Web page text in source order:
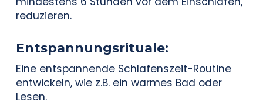
reduzieren.
Entspannungsrituale:
Eine entspannende Schlafenszeit-Routine
entwickeln, wie z.B. ein warmes Bad oder
Lesen.